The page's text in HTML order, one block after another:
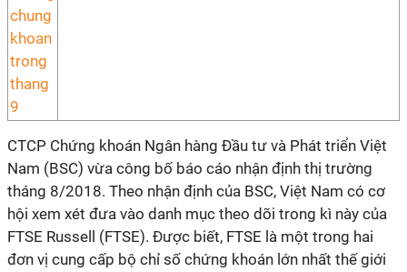
CTCP Chứng khoán Ngân hàng Đầu tư và Phát triển Việt
Nam (BSC) vừa công bố báo cáo nhận định thị trường
tháng 8/2018. Theo nhận định của BSC, Việt Nam có cơ
hội xem xét đưa vào danh mục theo dõi trong kì này của
FTSE Russell (FTSE). Được biết, FTSE là một trong hai
đơn vị cung cấp bộ chỉ số chứng khoán lớn nhất thế giới